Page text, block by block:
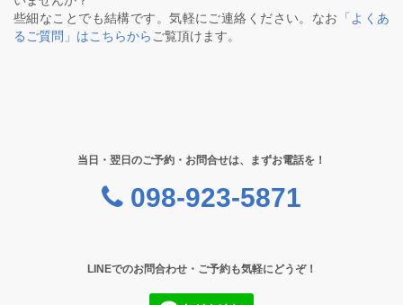
些細なことでも結構です。気軽にご連絡ください。なお
「よくあ
るご質問」はこちらから ご覧頂けます。
当日・翌日のご予約・お問合せは、まずお電話を！
098-923-5871
LINEでのお問合わせ・ご予約も気軽にどうぞ！